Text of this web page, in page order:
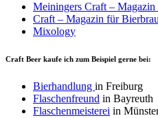
Meiningers Craft –
Craft – Magazin für
Mixology
Craft Beer kaufe ich zum Beispiel gerne bei:
Bierhandlung in Freiburg
Flaschenfreund in Bayreuth
Flaschenmeisterei in